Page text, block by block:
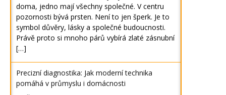
doma, jedno mají všechny společné. V centru
pozornosti bývá prsten. Není to jen šperk. Je to
symbol důvěry, lásky a společné budoucnosti.
Právě proto si mnoho párů vybírá zlaté zásnubní
[…]
Precizní diagnostika: Jak moderní technika
pomáhá v průmyslu i domácnosti